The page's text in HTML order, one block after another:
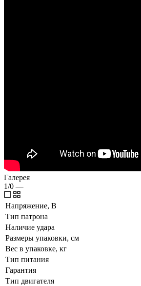
Галерея
1/0 —
Напряжение, В
Тип патрона
Наличие удара
Размеры упаковки, см
Вес в упаковке, кг
Тип питания
Гарантия
Тип двигателя